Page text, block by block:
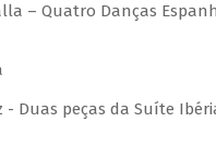
– Quatro Danças
peças da Suíte